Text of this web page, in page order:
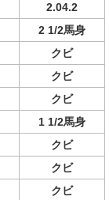
2.04.2
2 1/2馬身
クビ
クビ
クビ
1 1/2馬身
クビ
クビ
クビ